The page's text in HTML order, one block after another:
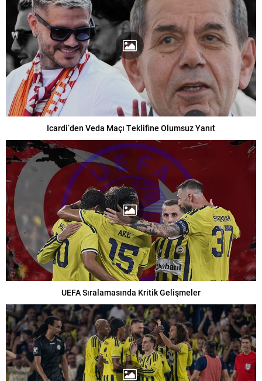
Icardi’den Veda Maçı Teklifine Olumsuz Yanıt
UEFA Sıralamasında Kritik Gelişmeler